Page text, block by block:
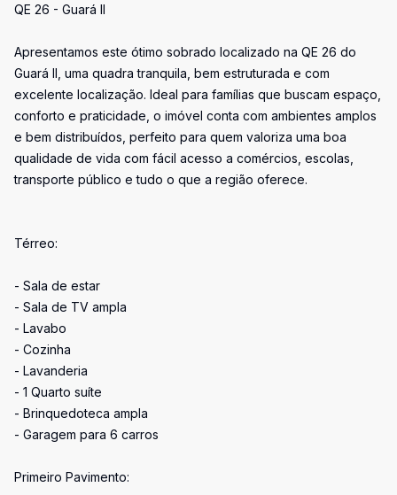
QE 26 - Guará II
Apresentamos este ótimo sobrado localizado na QE 26 do
Guará II, uma quadra tranquila, bem estruturada e com
excelente localização. Ideal para famílias que buscam espaço,
conforto e praticidade, o imóvel conta com ambientes amplos
e bem distribuídos, perfeito para quem valoriza uma boa
qualidade de vida com fácil acesso a comércios, escolas,
transporte público e tudo o que a região oferece.
Térreo:
- Sala de estar
- Sala de TV ampla
- Lavabo
- Cozinha
- Lavanderia
- 1 Quarto suíte
- Brinquedoteca ampla
- Garagem para 6 carros
Primeiro Pavimento: